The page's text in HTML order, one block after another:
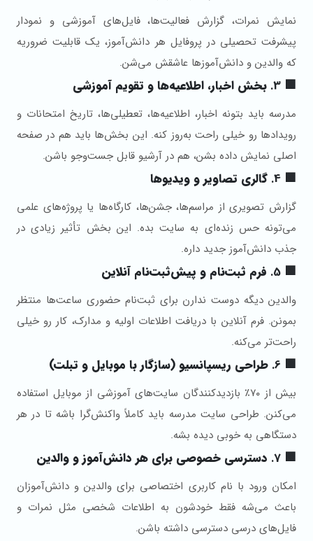
نمایش نمرات، گزارش فعالیت‌ها، فایل‌های آموزشی و نمودار
پیشرفت تحصیلی در پروفایل هر دانش‌آموز، یک قابلیت ضروریه
که والدین و دانش‌آموزها عاشقش می‌شن.
🟩 3. بخش اخبار، اطلاعیه‌ها و تقویم آموزشی
مدرسه باید بتونه اخبار، اطلاعیه‌ها، تعطیلی‌ها، تاریخ امتحانات و
رویدادها رو خیلی راحت به‌روز کنه. این بخش‌ها باید هم در صفحه
اصلی نمایش داده بشن، هم در آرشیو قابل جست‌وجو باشن.
🟩 4. گالری تصاویر و ویدیوها
گزارش تصویری از مراسم‌ها، جشن‌ها، کارگاه‌ها یا پروژه‌های علمی
می‌تونه حس زنده‌ای به سایت بده. این بخش تأثیر زیادی در
جذب دانش‌آموز جدید داره.
🟩 5. فرم ثبت‌نام و پیش‌ثبت‌نام آنلاین
والدین دیگه دوست ندارن برای ثبت‌نام حضوری ساعت‌ها منتظر
بمونن. فرم آنلاین با دریافت اطلاعات اولیه و مدارک، کار رو خیلی
راحت‌تر می‌کنه.
🟩 6. طراحی ریسپانسیو (سازگار با موبایل و تبلت)
بیش از ۷۰٪ بازدیدکنندگان سایت‌های آموزشی از موبایل استفاده
می‌کنن. طراحی سایت مدرسه باید کاملاً واکنش‌گرا باشه تا در هر
دستگاهی به خوبی دیده بشه.
🟩 7. دسترسی خصوصی برای هر دانش‌آموز و والدین
امکان ورود با نام کاربری اختصاصی برای والدین و دانش‌آموزان
باعث می‌شه فقط خودشون به اطلاعات شخصی مثل نمرات و
فایل‌های درسی دسترسی داشته باشن.